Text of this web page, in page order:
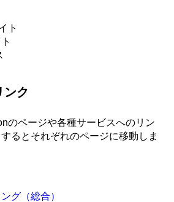
ト
ンク
のページや各種サービスへのリン
るとそれぞれのページに移動しま
グ（総合）